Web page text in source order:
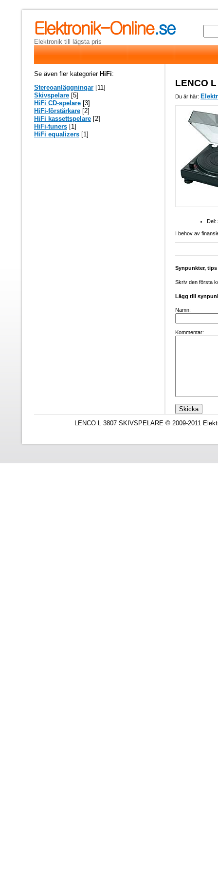
Elektronik till lägsta pris
LENCO
Du är här:
Del:
I behov av
Synpunkter, tips
Skriv den första
Lägg till
Namn:
Kommentar:
Se även fler kategorier HiFi:
Stereoanläggningar [11]
Skivspelare [5]
HiFi CD-spelare [3]
HiFi-förstärkare [2]
HiFi kassettspelare [2]
HiFi-tuners [1]
HiFi equalizers [1]
LENCO L 3807 SKIVSPELARE © 2009-2011